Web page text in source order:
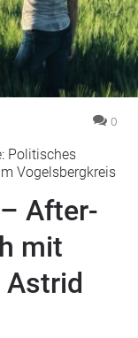
0
Politisches
Vogelsbergkreis
After-
mit